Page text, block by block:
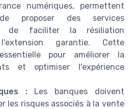
numériques, permettent
proposer des services
de faciliter la résiliation
garantie. Cette
pour améliorer la
et optimiser l'expérience
:Les banques doivent
les risques associés à la vente